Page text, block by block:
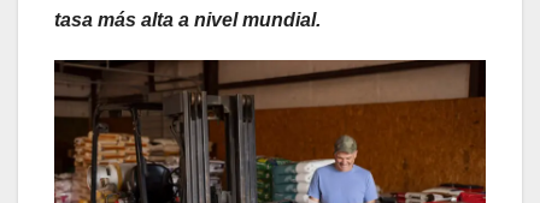
tasa más alta a nivel mundial.